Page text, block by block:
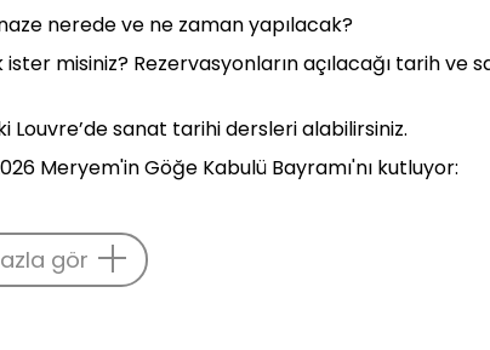
nerede ve ne zaman yapılacak?
misiniz? Rezervasyonların açılacağı tarih ve
Louvre’de sanat tarihi dersleri alabilirsiniz.
Meryem'in Göğe Kabulü Bayramı'nı kutluyor:
gör